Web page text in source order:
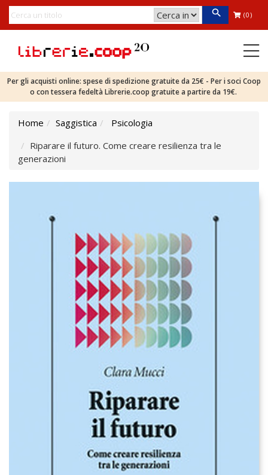
(0)
Per gli acquisti online: spese di spedizione gratuite da 25€ - Per i soci Coop
o con tessera fedeltà Librerie.coop gratuite a partire da 19€.
Home Saggistica
Psicologia
Riparare il futuro. Come creare resilienza tra le
generazioni